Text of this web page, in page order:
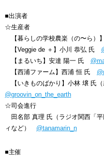
■出演者
☆生産者
【暮らしの学校農楽（の〜ら
【Veggie de ＋】小川 恭弘 氏
【まるいち】安達 陽一 氏
【西浦ファーム】西浦 恒 氏
【いきものばかり】小林 壌 氏
@groovin_on_the_earth
☆司会進行
田名部 真理 氏（ラジオ関西「
ィなど） @tanamarin_n
■主催